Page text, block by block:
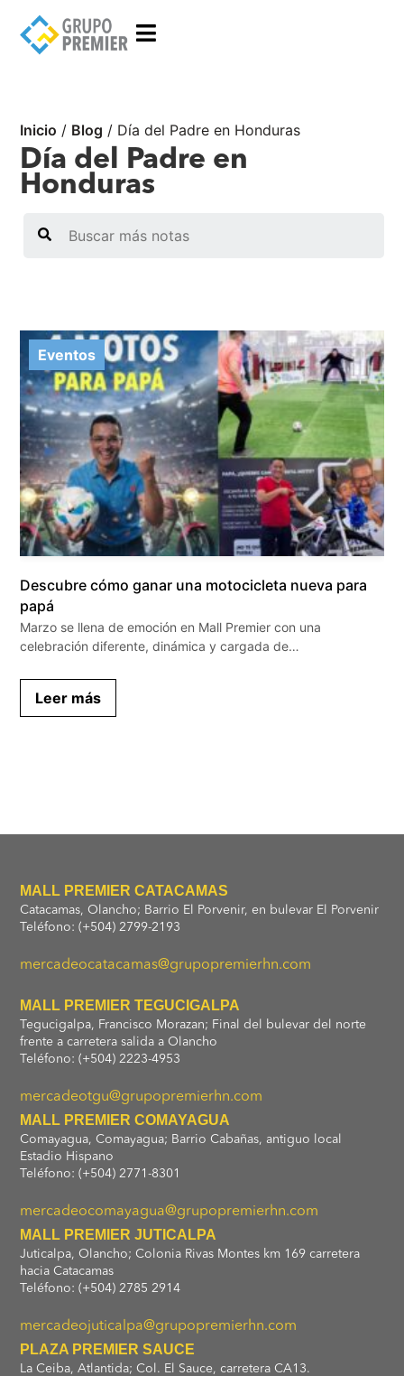
Inicio / Blog / Día del Padre en Honduras
Día del Padre en
Honduras
Eventos
Descubre cómo ganar una motocicleta nueva para
papá
Marzo se llena de emoción en Mall Premier con una
celebración diferente, dinámica y cargada de…
Leer más
MALL PREMIER CATACAMAS
Catacamas, Olancho; Barrio El Porvenir, en bulevar El Porvenir
Teléfono: (+504) 2799-2193
mercadeocatacamas@grupopremierhn.com
MALL PREMIER TEGUCIGALPA
Tegucigalpa, Francisco Morazan; Final del bulevar del norte
frente a carretera salida a Olancho
Teléfono: (+504) 2223-4953
mercadeotgu@grupopremierhn.com
MALL PREMIER COMAYAGUA
Comayagua, Comayagua; Barrio Cabañas, antiguo local
Estadio Hispano
Teléfono: (+504) 2771-8301
mercadeocomayagua@grupopremierhn.com
MALL PREMIER JUTICALPA
Juticalpa, Olancho; Colonia Rivas Montes km 169 carretera
hacia Catacamas
Teléfono: (+504) 2785 2914
mercadeojuticalpa@grupopremierhn.com
PLAZA PREMIER SAUCE
La Ceiba, Atlantida; Col. El Sauce, carretera CA13.